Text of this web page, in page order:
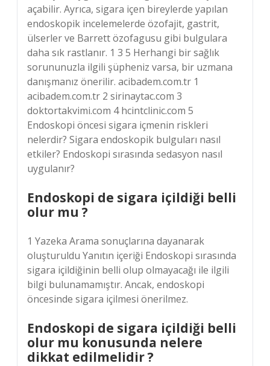
açabilir. Ayrıca, sigara içen bireylerde yapılan
endoskopik incelemelerde özofajit, gastrit,
ülserler ve Barrett özofagusu gibi bulgulara
daha sık rastlanır. 1 3 5 Herhangi bir sağlık
sorununuzla ilgili şüpheniz varsa, bir uzmana
danışmanız önerilir. acibadem.com.tr 1
acibadem.com.tr 2 sirinaytac.com 3
doktortakvimi.com 4 hcintclinic.com 5
Endoskopi öncesi sigara içmenin riskleri
nelerdir? Sigara endoskopik bulguları nasıl
etkiler? Endoskopi sırasında sedasyon nasıl
uygulanır?
Endoskopi de sigara içildiği belli
olur mu ?
1 Yazeka Arama sonuçlarına dayanarak
oluşturuldu Yanıtın içeriği Endoskopi sırasında
sigara içildiğinin belli olup olmayacağı ile ilgili
bilgi bulunamamıştır. Ancak, endoskopi
öncesinde sigara içilmesi önerilmez.
Endoskopi de sigara içildiği belli
olur mu konusunda nelere
dikkat edilmelidir ?